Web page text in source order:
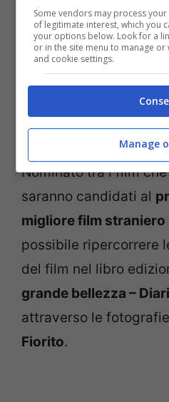
Nominato tra i film
saranno candidati al
migliore film straniero
possibile ripercorrere
del film nel libro
grande bellezza –
attraverso le
Fiorito.
Some vendors may process
of legitimate interest, which you
your options below. Look for a
or in the site menu to manage
and cookie settings.
Manage